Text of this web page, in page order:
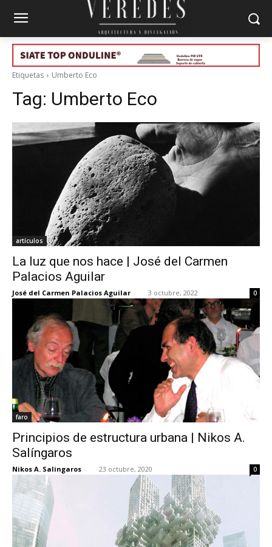
Etiquetas Umberto Eco
Tag: Umberto Eco
artículos
La luz que nos hace | José del Carmen
Palacios Aguilar
José del Carmen Palacios Aguilar - 3 octubre, 2022 0
faro
Principios de estructura urbana | Nikos A.
Salíngaros
Nikos A. Salingaros - 23 octubre, 2020 0